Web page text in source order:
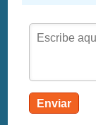
Enviar